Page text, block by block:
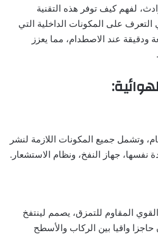
لفهم كيف توفر هذه التقنية
التعرف على المكونات الداخلية التي
عند الاصطدام، مما يعزز
وتشمل جميع المكونات اللازمة لنشر
نفسها، جهاز النفخ، ونظام الاستشعار.
المقاوم للتمزق، يصمم لينتفخ
واقيا بين الركاب والأسطح